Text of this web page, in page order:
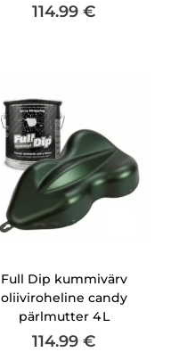
114.99 €
Full Dip kummivärv
oliiviroheline candy
pärlmutter 4 L
114.99 €